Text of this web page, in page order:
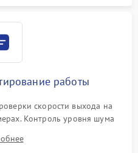
работы
скорости выхода на
Контроль уровня шума
стенок и корректного
оттайки.